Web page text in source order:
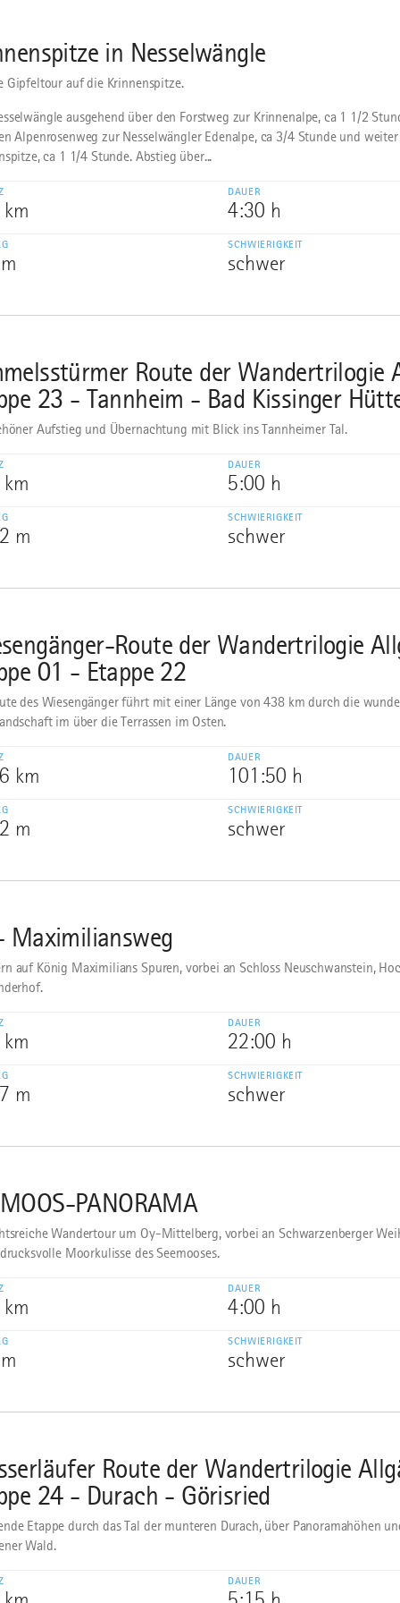
in Nesselwängle
Gipfeltour auf die Krinnenspitze.
ausgehend über den Forstweg zur Krinnenalpe, ca 1 1/2
Alpenrosenweg zur Nesselwängler Edenalpe, ca 3/4 Stunde und
ca 1 1/4 Stunde. Abstieg über...
km
DAUER
4:30 h
SCHWIERIGKEIT
schwer
Route der Wandertrilogie
23 - Tannheim - Bad Kissinger
Aufstieg und Übernachtung mit Blick ins Tannheimer Tal.
km
DAUER
5:00 h
m
SCHWIERIGKEIT
schwer
Route der Wandertrilogie
01 - Etappe 22
des Wiesengänger führt mit einer Länge von 438 km durch die
im über die Terrassen im Osten.
km
DAUER
101:50 h
m
SCHWIERIGKEIT
schwer
Maximiliansweg
auf König Maximilians Spuren, vorbei an Schloss Neuschwanstein,
DAUER
22:00 h
m
SCHWIERIGKEIT
schwer
PANORAMA
Wandertour um Oy-Mittelberg, vorbei an Schwarzenberger
Moorkulisse des Seemooses.
km
DAUER
4:00 h
SCHWIERIGKEIT
schwer
Route der Wandertrilogie
24 - Durach - Görisried
Etappe durch das Tal der munteren Durach, über Panoramahöhen
Wald.
DAUER